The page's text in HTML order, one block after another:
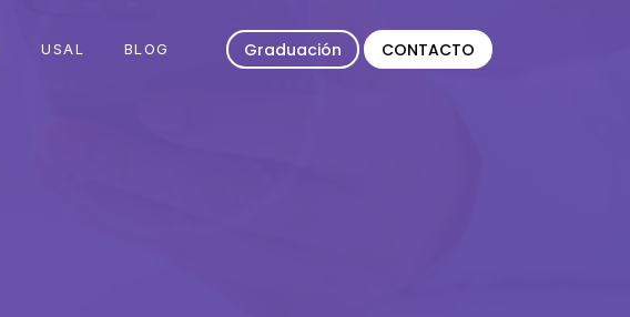
USAL BLOG Graduación CONTACTO